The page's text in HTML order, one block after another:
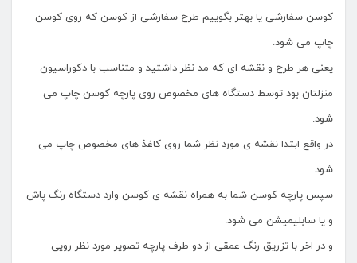
کوسن سفارشی یا بهتر بگوییم طرح سفارشی از کوسن که روی کوسن
چاپ می شود.
یعنی هر طرح و نقشه ای که مد نظر داشتید و متناسب با دکوراسیون
منزلتان بود توسط دستگاه های مخصوص روی پارچه کوسن چاپ می
شود.
در واقع ابتدا نقشه ی مورد نظر شما روی کاغذ های مخصوص چاپ می
شود
سپس پارچه کوسن شما به همراه نقشه ی کوسن وارد دستگاه رنگ پاش
و یا سابلیمیشن می شود.
و در اخر با تزریق رنگ عمقی از دو طرف پارچه تصویر مورد نظر رویی